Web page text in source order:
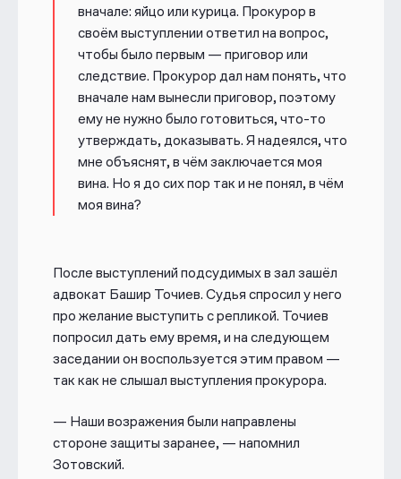
вначале: яйцо или курица. Прокурор в
своём выступлении ответил на вопрос,
чтобы было первым — приговор или
следствие. Прокурор дал нам понять, что
вначале нам вынесли приговор, поэтому
ему не нужно было готовиться, что-то
утверждать, доказывать. Я надеялся, что
мне объяснят, в чём заключается моя
вина. Но я до сих пор так и не понял, в чём
моя вина?
После выступлений подсудимых в зал зашёл
адвокат Башир Точиев. Судья спросил у него
про желание выступить с репликой. Точиев
попросил дать ему время, и на следующем
заседании он воспользуется этим правом —
так как не слышал выступления прокурора.
— Наши возражения были направлены
стороне защиты заранее, — напомнил
Зотовский.